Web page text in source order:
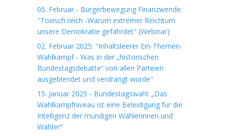
05. Februar - Bürgerbewegung Finanzwende:
"Toxisch reich -Warum extremer Reichtum
unsere Demokratie gefährdet" (Webinar)
02. Februar 2025: "Inhaltsleerer Ein-Themen-
Wahlkampf - Was in der „historischen
Bundestagsdebatte“ von allen Parteien
ausgeblendet und verdrängt wurde"
15. Januar 2025 - Bundestagswahl: „Das
Wahlkampfniveau ist eine Beleidigung für die
Intelligenz der mündigen Wählerinnen und
Wähler“